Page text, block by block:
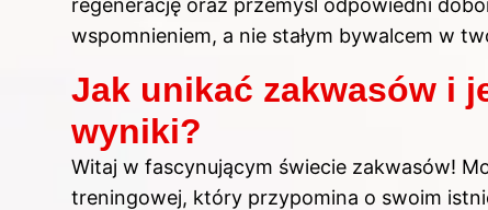
regenerację oraz przemyśl odpowiedni
wspomnieniem, a nie stałym bywalcem w
Jak unikać zakwasów i
wyniki?
Witaj w fascynującym świecie zakwasów!
treningowej, który przypomina o swoim